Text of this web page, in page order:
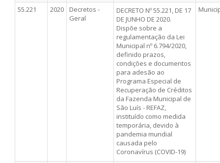
55.221 2020
Decretos -
Geral
DECRETO Nº 55.221, DE 17
DE JUNHO DE 2020.
Dispõe sobre a
regulamentação da Lei
Municipal nº 6.794/2020,
definido prazos,
condições e documentos
para adesão ao
Programa Especial de
Recuperação de Créditos
da Fazenda Municipal de
São Luís - REFAZ,
instituído como medida
temporária, devido à
pandemia mundial
causada pelo
Coronavírus (COVID-19)